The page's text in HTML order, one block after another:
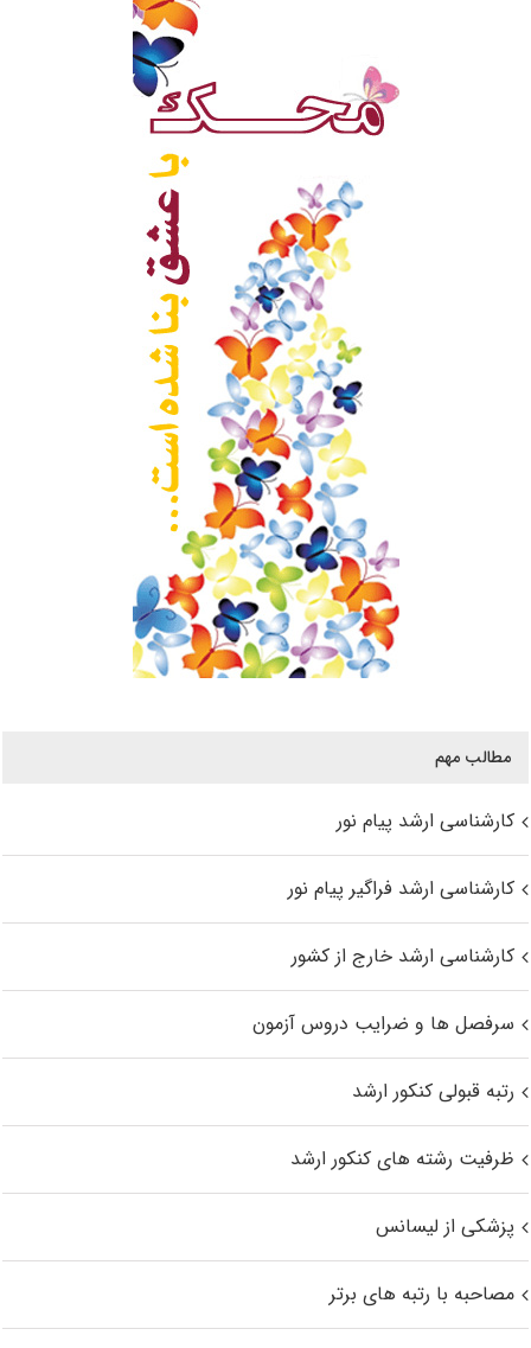
مطالب مهم
کارشناسی ارشد پیام نور
کارشناسی ارشد فراگیر پیام نور
کارشناسی ارشد خارج از کشور
سرفصل ها و ضرایب دروس آزمون
رتبه قبولی کنکور ارشد
ظرفیت رشته های کنکور ارشد
پزشکی از لیسانس
مصاحبه با رتبه های برتر